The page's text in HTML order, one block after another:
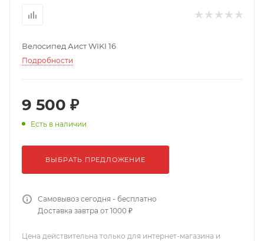
Велосипед Аист WIKI 16
Подробности
9 500 ₽
Есть в наличии
ВЫБРАТЬ ПРЕДЛОЖЕНИЕ
Самовывоз сегодня - бесплатно
Доставка завтра от 1000 ₽
Цена действительна только для интернет-магазина и